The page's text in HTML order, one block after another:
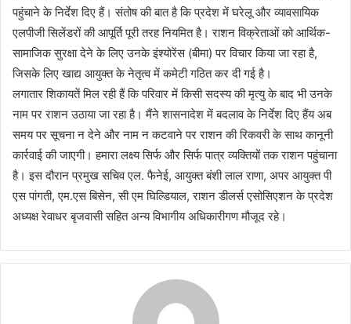
पहुंचाने के निर्देश दिए हैं। संतोष की बात है कि प्रदेश में घरेलू और व्यावसायिक
एलपीजी सिलेंडरों की आपूर्ति पूरी तरह नियमित है। राशन विक्रेताओं को आर्थिक-
सामाजिक सुरक्षा देने के लिए उनके इंश्योरेंस (बीमा) पर विचार किया जा रहा है,
जिसके लिए खाद्य आयुक्त के नेतृत्व में कमेटी गठित कर दी गई है।
लगातार शिकायतें मिल रही हैं कि परिवार में किसी सदस्य की मृत्यु के बाद भी उनके
नाम पर राशन उठाया जा रहा है। मैंने शासनादेश में बदलाव के निर्देश दिए हैंय अब
समय पर सूचना न देने और नाम न कटवाने पर राशन की रिकवरी के साथ कानूनी
कार्रवाई की जाएगी। हमारा लक्ष्य सिर्फ और सिर्फ पात्र व्यक्तियों तक राशन पहुंचाना
है। इस दौरान प्रमुख सचिव एल. फैनेई, आयुक्त बंशी लाल राणा, अपर आयुक्त पी
एस पांगती, एम.एस बिसेन, सी एम घिल्डियाल, राशन डीलर्स एसोसिएशन के प्रदेश
अध्यक्ष रेवाधर बृजवासी सहित अन्य विभागीय अधिकारीगण मौजूद रहे।